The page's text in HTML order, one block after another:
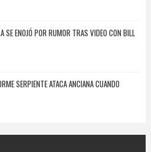
SE ENOJÓ POR RUMOR TRAS VIDEO CON BILL
SERPIENTE ATACA ANCIANA CUANDO